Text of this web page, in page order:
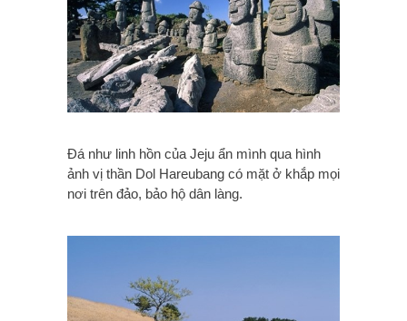
Đá như linh hồn của Jeju ẩn mình qua hình
ảnh vị thần Dol Hareubang có mặt ở khắp mọi
nơi trên đảo, bảo hộ dân làng.